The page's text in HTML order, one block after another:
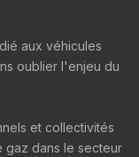
aux véhicules
oublier l'enjeu du
et collectivités
gaz dans le secteur